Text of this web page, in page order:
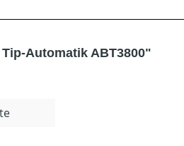
Automatik ABT3800"